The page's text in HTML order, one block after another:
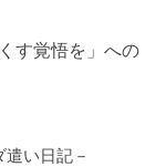
す覚悟を 」への
い日記－